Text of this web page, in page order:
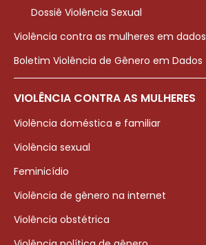
Dossiê Violência Sexual
Violência contra as mulheres em dados
Boletim Violência de Gênero em Dados
VIOLÊNCIA CONTRA AS MULHERES
Violência doméstica e familiar
Violência sexual
Feminicídio
Violência de gênero na internet
Violência obstétrica